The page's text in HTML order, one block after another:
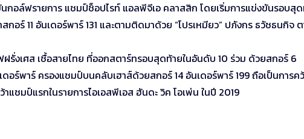
อล์ฟรายการ แชมป์ช็อปไรท์ แอลพีจีเอ คลาสสิก โดยเริ่มการแข่งขันรอบสุ
อร์ 11 อันเดอร์พาร์ 131 และตามติดมาด้วย “โปรเหมียว” ปภังกร ธวัชธนกิจ
งเศส เชื้อสายไทย ที่ออกสตาร์ทรอบสุดท้ายในอันดับ 10 ร่วม ด้วยสกอร์ 6
อร์พาร์ ครองแชมป์บนคลับเฮาส์ด้วยสกอร์ 14 อันเดอร์พาร์ 199 ถือเป็นการค
ชมป์แรกในรายการไอเอสพีเอส ฮันดะ วิค โอเพ่น ในปี 2019